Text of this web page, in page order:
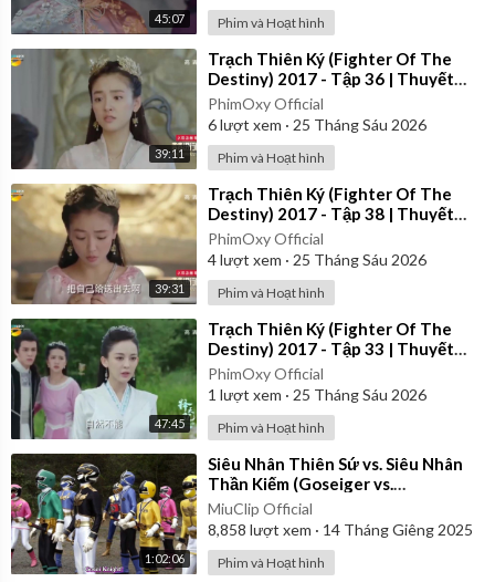
45:07 Phim và Hoạt hình
39:11
⁣Trạch Thiên Ký (Fighter Of The
Destiny) 2017 - Tập 36 | Thuyết
Minh
PhimOxy Official
6lượt xem · 25 Tháng Sáu 2026
Phim và Hoạt hình
39:31
⁣Trạch Thiên Ký (Fighter Of The
Destiny) 2017 - Tập 38 | Thuyết
Minh
PhimOxy Official
4lượt xem · 25 Tháng Sáu 2026
Phim và Hoạt hình
47:45
⁣Trạch Thiên Ký (Fighter Of The
Destiny) 2017 - Tập 33 | Thuyết
Minh
PhimOxy Official
1 lượt xem · 25 Tháng Sáu 2026
Phim và Hoạt hình
1:02:06
⁣Siêu Nhân Thiên Sứ vs. Siêu Nhân
Thần Kiếm (Goseiger vs.
Shinkenger) | Vietsub
MiuClip Official
8,858 lượt xem · 14 Tháng Giêng 2025
Phim và Hoạt hình